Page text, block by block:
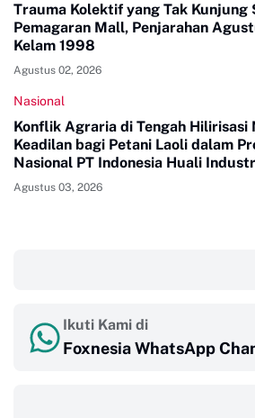
Trauma Kolektif yang Tak Kunjung
Pemagaran Mall, Penjarahan
Kelam 1998
Agustus 02, 2026
Nasional
Konflik Agraria di Tengah Hilirisasi
Keadilan bagi Petani Laoli dalam
Nasional PT Indonesia Huali
Agustus 03, 2026
Ikuti Kami di
Foxnesia WhatsApp